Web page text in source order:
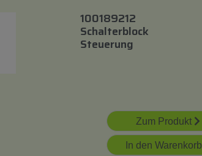
100189212
Schalterblock
Steuerung
Zum Produkt
In den Warenkorb